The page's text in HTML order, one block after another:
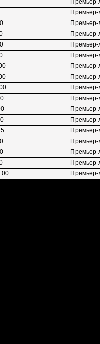
Премьер-
Премьер-
Премьер-
Премьер-
Премьер-
Премьер-
Премьер-
Премьер-
Премьер-
Премьер-
Премьер-
Премьер-
Премьер-
Премьер-
Премьер-
Премьер-
Премьер-